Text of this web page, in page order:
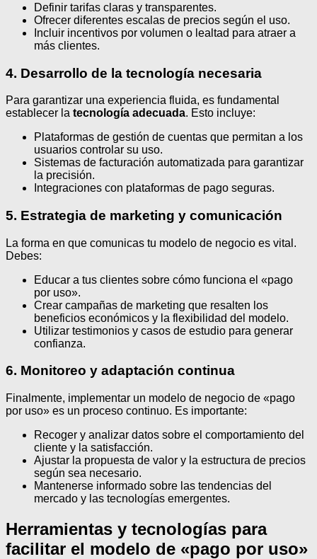
Definir tarifas claras y transparentes.
Ofrecer diferentes escalas de precios según el uso.
Incluir incentivos por volumen o lealtad para atraer a
más clientes.
4. Desarrollo de la tecnología necesaria
Para garantizar una experiencia fluida, es fundamental
establecer la tecnología adecuada. Esto incluye:
Plataformas de gestión de cuentas que permitan a los
usuarios controlar su uso.
Sistemas de facturación automatizada para garantizar
la precisión.
Integraciones con plataformas de pago seguras.
5. Estrategia de marketing y comunicación
La forma en que comunicas tu modelo de negocio es vital.
Debes:
Educar a tus clientes sobre cómo funciona el «pago
por uso».
Crear campañas de marketing que resalten los
beneficios económicos y la flexibilidad del modelo.
Utilizar testimonios y casos de estudio para generar
confianza.
6. Monitoreo y adaptación continua
Finalmente, implementar un modelo de negocio de «pago
por uso» es un proceso continuo. Es importante:
Recoger y analizar datos sobre el comportamiento del
cliente y la satisfacción.
Ajustar la propuesta de valor y la estructura de precios
según sea necesario.
Mantenerse informado sobre las tendencias del
mercado y las tecnologías emergentes.
Herramientas y tecnologías para
facilitar el modelo de «pago por uso»